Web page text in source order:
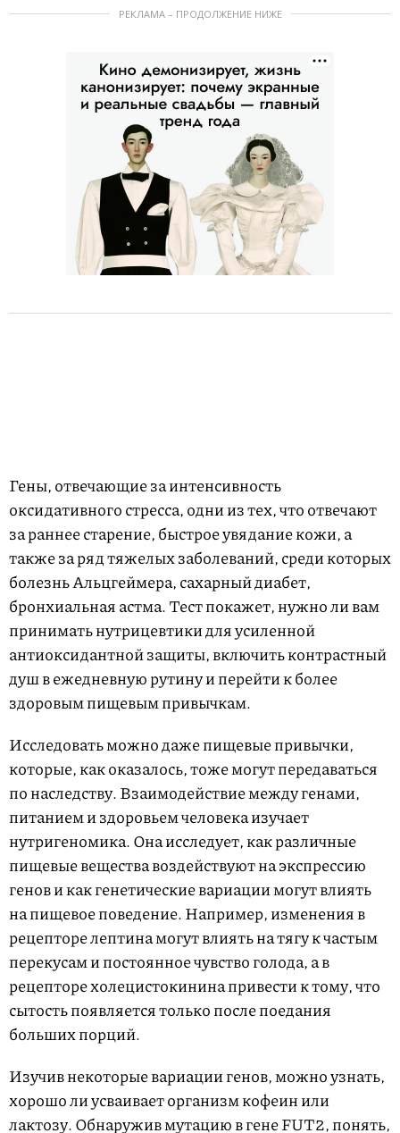
РЕКЛАМА – ПРОДОЛЖЕНИЕ НИЖЕ
Гены, отвечающие за интенсивность
оксидативного стресса, одни из тех, что отвечают
за раннее старение, быстрое увядание кожи, а
также за ряд тяжелых заболеваний, среди которых
болезнь Альцгеймера, сахарный диабет,
бронхиальная астма. Тест покажет, нужно ли вам
принимать нутрицевтики для усиленной
антиоксидантной защиты, включить контрастный
душ в ежедневную рутину и перейти к более
здоровым пищевым привычкам.
Исследовать можно даже пищевые привычки,
которые, как оказалось, тоже могут передаваться
по наследству. Взаимодействие между генами,
питанием и здоровьем человека изучает
нутригеномика. Она исследует, как различные
пищевые вещества воздействуют на экспрессию
генов и как генетические вариации могут влиять
на пищевое поведение. Например, изменения в
рецепторе лептина могут влиять на тягу к частым
перекусам и постоянное чувство голода, а в
рецепторе холецистокинина привести к тому, что
сытость появляется только после поедания
больших порций.
Изучив некоторые вариации генов, можно узнать,
хорошо ли усваивает организм кофеин или
лактозу. Обнаружив мутацию в гене FUT2, понять,